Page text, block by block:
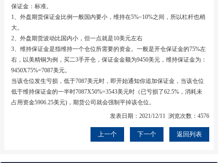
保证金：标准。
1、外盘期货保证金比例一般国内要小，维持在5%~10%之间，所以杠杆也稍
大。
2、外盘期货波动比国内小，但一点就是10美元左右
3、维持保证金是指维持一个仓位所需要的资金。一般是开仓保证金的75%左
右，以美精铜为例，买二3手开仓，保证金金额为9450美元，维持保证金为：
9450X75%=7087美元。
当该仓位发生亏损，低于7087美元时，即开始通知你追加保证金，当该仓位
低于维持保证金的一半时7087X50%=3543美元时（已亏损了62.5%，消耗未
占用资金5906.25美元)，期货公司就会强制平掉该仓位。
发表日期：2021/12/11 浏览次数：4576
上一个 下一个 返回列表